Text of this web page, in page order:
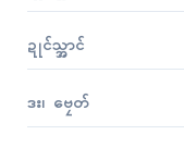
ဍုၚ်သ္အာၚ်
ဒး၊ ဗၠေတ်